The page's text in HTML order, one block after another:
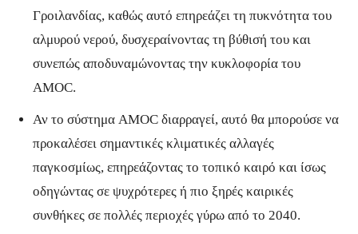
Γροιλανδίας, καθώς αυτό επηρεάζει τη πυκνότητα του
αλμυρού νερού, δυσχεραίνοντας τη βύθισή του και
συνεπώς αποδυναμώνοντας την κυκλοφορία του
AMOC.
Αν το σύστημα AMOC διαρραγεί, αυτό θα μπορούσε να
προκαλέσει σημαντικές κλιματικές αλλαγές
παγκοσμίως, επηρεάζοντας το τοπικό καιρό και ίσως
οδηγώντας σε ψυχρότερες ή πιο ξηρές καιρικές
συνθήκες σε πολλές περιοχές γύρω από το 2040.